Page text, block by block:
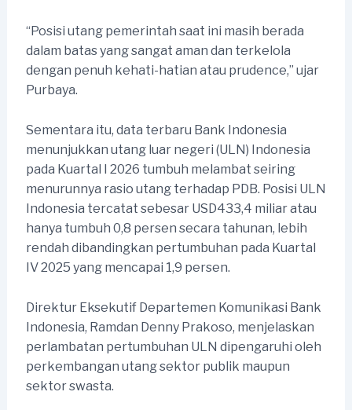
“Posisi utang pemerintah saat ini masih berada
dalam batas yang sangat aman dan terkelola
dengan penuh kehati-hatian atau prudence,” ujar
Purbaya.
Sementara itu, data terbaru Bank Indonesia
menunjukkan utang luar negeri (ULN) Indonesia
pada Kuartal I 2026 tumbuh melambat seiring
menurunnya rasio utang terhadap PDB. Posisi ULN
Indonesia tercatat sebesar USD433,4 miliar atau
hanya tumbuh 0,8 persen secara tahunan, lebih
rendah dibandingkan pertumbuhan pada Kuartal
IV 2025 yang mencapai 1,9 persen.
Direktur Eksekutif Departemen Komunikasi Bank
Indonesia, Ramdan Denny Prakoso, menjelaskan
perlambatan pertumbuhan ULN dipengaruhi oleh
perkembangan utang sektor publik maupun
sektor swasta.